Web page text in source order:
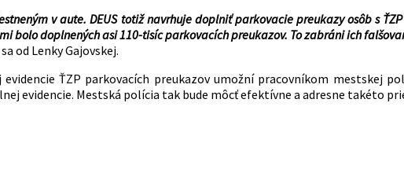
v aute. DEUS totiž navrhuje doplniť parkovacie preukazy osôb s
doplnených asi 110-tisíc parkovacích preukazov. To zabráni ich
od Lenky Gajovskej.
ŤZP parkovacích preukazov umožní pracovníkom mestskej
evidencie. Mestská polícia tak bude môcť efektívne a adresne takéto